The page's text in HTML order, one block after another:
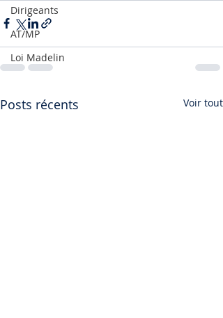
Dirigeants
AT/MP
Loi Madelin
Posts récents Voir tout